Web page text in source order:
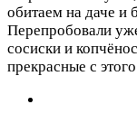
обитаем на даче и
Перепробовали
сосиски и
прекрасные с